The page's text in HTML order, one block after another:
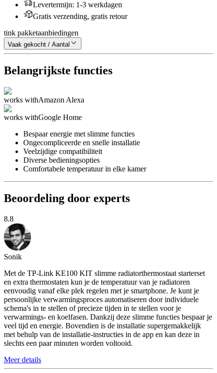
Levertermijn: 1-3 werkdagen
Gratis verzending, gratis retour
tink pakketaanbiedingen
Vaak gekocht / Aantal
Belangrijkste functies
works withAmazon Alexa
works withGoogle Home
Bespaar energie met slimme functies
Ongecompliceerde en snelle installatie
Veelzijdige compatibiliteit
Diverse bedieningsopties
Comfortabele temperatuur in elke kamer
Beoordeling door experts
8.8
Sonik
Met de TP-Link KE100 KIT slimme radiatorthermostaat starterset
en extra thermostaten kun je de temperatuur van je radiatoren
eenvoudig vanaf elke plek regelen met je smartphone. Je kunt je
persoonlijke verwarmingsproces automatiseren door individuele
schema's in te stellen of precieze tijden in te stellen voor je
verwarmings- en koelfasen. Dankzij deze slimme functies bespaar je
veel tijd en energie. Bovendien is de installatie supergemakkelijk
met behulp van de installatie-instructies in de app en kan deze in
slechts een paar minuten worden voltooid.
Meer details